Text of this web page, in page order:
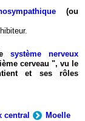
(ou
système nerveux
cerveau ", vu le
et ses rôles
central
Moelle